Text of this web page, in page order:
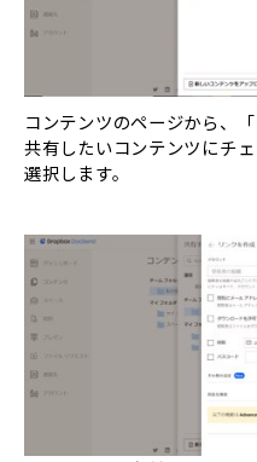
コンテンツのページから、
共有したいコンテンツにチ
選択します。